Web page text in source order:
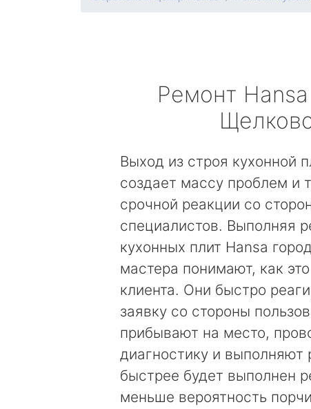
Ремонт Hansa
Выход из строя кухонной
создает массу проблем и
срочной реакции со
специалистов. Выполняя
кухонных плит Hansa
мастера понимают, как
клиента. Они быстро
заявку со стороны
прибывают на место,
диагностику и выполняют
быстрее будет выполнен
меньше вероятность порчи